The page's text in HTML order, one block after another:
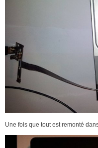
Une fois que tout est remonté